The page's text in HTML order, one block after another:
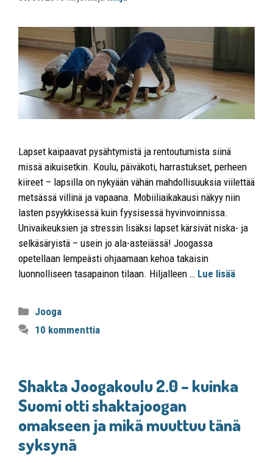
Lapset kaipaavat pysähtymistä ja rentoutumista siinä
missä aikuisetkin. Koulu, päiväkoti, harrastukset, perheen
kiireet – lapsilla on nykyään vähän mahdollisuuksia viilettää
metsässä villinä ja vapaana. Mobiiliaikakausi näkyy niin
lasten psyykkisessä kuin fyysisessä hyvinvoinnissa.
Univaikeuksien ja stressin lisäksi lapset kärsivät niska- ja
selkäsäryistä – usein jo ala-asteiässä! Joogassa
opetellaan lempeästi ohjaamaan kehoa takaisin
luonnolliseen tasapainon tilaan. Hiljalleen … Lue lisää
Jooga
10 kommenttia
Shakta Joogakoulu 2.0 – kuinka
Suomi otti shaktajoogan
omakseen ja mikä muuttuu tänä
syksynä